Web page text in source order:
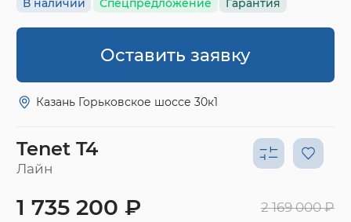
Оставить заявку
Казань Горьковское шоссе 30к1
Tenet T4
Лайн
1 735 200 ₽ 2 169 000 ₽